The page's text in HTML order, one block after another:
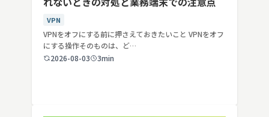
VPN
VPNをオフにする前に押さえておきたいこと VPNをオフ
にする操作そのものは、ど…
2026-08-03
3min